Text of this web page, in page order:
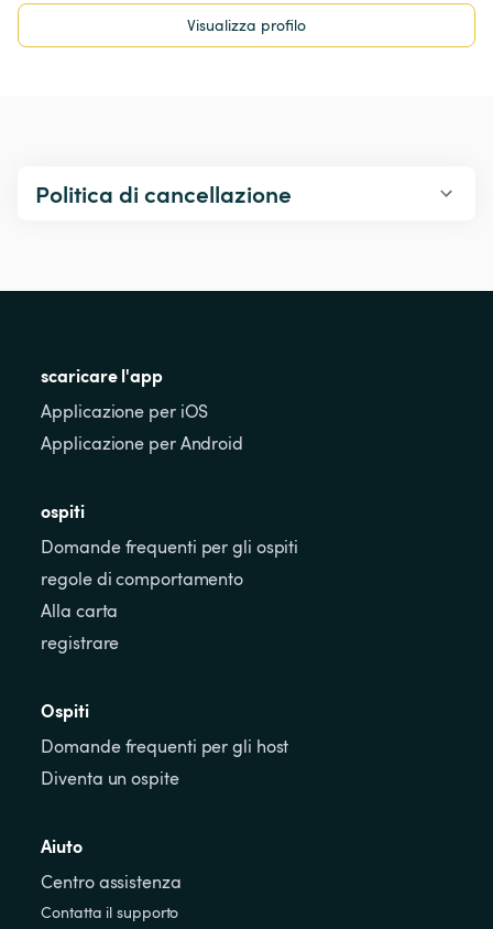
Visualizza profilo
Politica di cancellazione
scaricare l'app
Applicazione per iOS
Applicazione per Android
ospiti
Domande frequenti per gli ospiti
regole di comportamento
Alla carta
registrare
Ospiti
Domande frequenti per gli host
Diventa un ospite
Aiuto
Centro assistenza
Contatta il supporto